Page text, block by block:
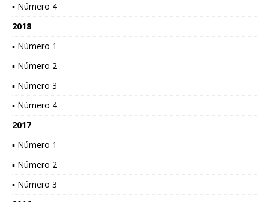
▪ Número 4
2018
▪ Número 1
▪ Número 2
▪ Número 3
▪ Número 4
2017
▪ Número 1
▪ Número 2
▪ Número 3